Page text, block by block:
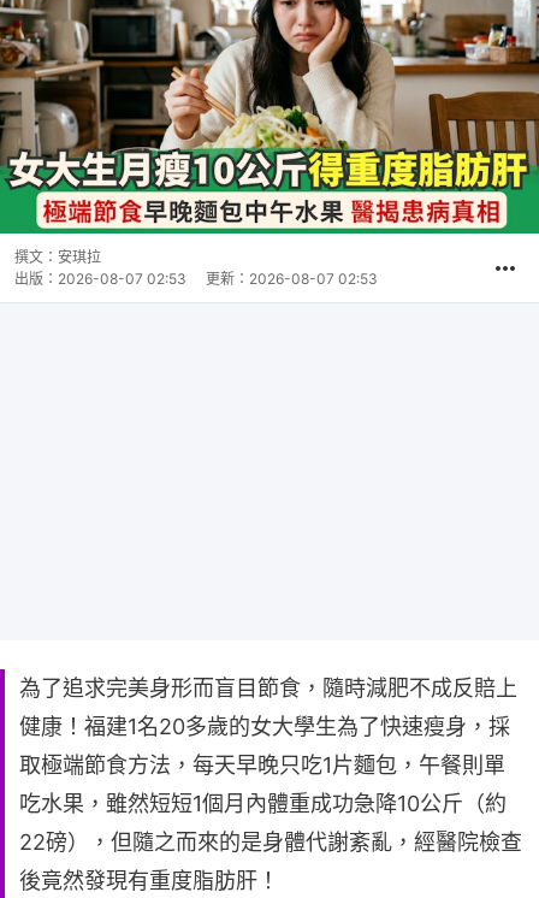
撰文： 安琪拉
出版： 2026-08-07 02:53 更新： 2026-08-07 02:53
為了追求完美身形而盲目節食，隨時減肥不成反賠上
健康！福建1名20多歲的女大學生為了快速瘦身，採
取極端節食方法，每天早晚只吃1片麵包，午餐則單
吃水果，雖然短短1個月內體重成功急降10公斤（約
22磅），但隨之而來的是身體代謝紊亂，經醫院檢查
後竟然發現有重度脂肪肝！